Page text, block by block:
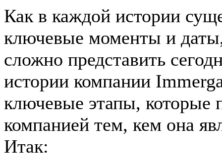
Как в каждой истории
ключевые моменты и
сложно представить
истории компании
ключевые этапы, которые
компанией тем, кем она
Итак: